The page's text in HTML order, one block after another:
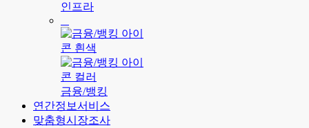
인프라
금융/뱅킹
연간정보서비스
맞춤형시장조사